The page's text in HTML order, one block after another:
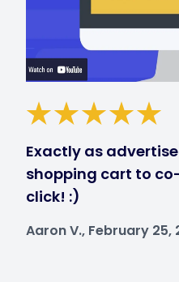
Exactly as
shopping cart to
click! :)
Aaron V., February 25,